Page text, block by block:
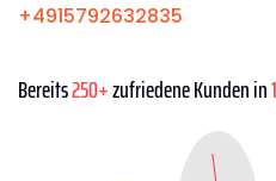
+4915792632835
Bereits250+zufriedene Kunden in